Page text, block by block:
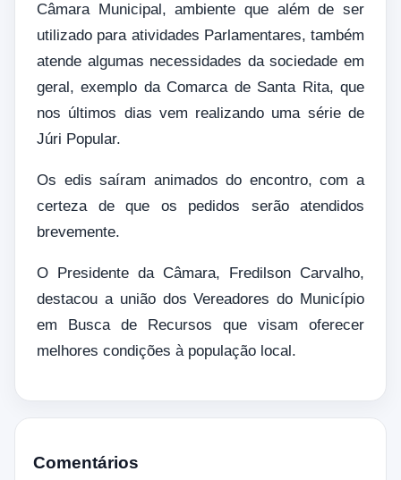
Câmara Municipal, ambiente que além de ser
utilizado para atividades Parlamentares, também
atende algumas necessidades da sociedade em
geral, exemplo da Comarca de Santa Rita, que
nos últimos dias vem realizando uma série de
Júri Popular.
Os edis saíram animados do encontro, com a
certeza de que os pedidos serão atendidos
brevemente.
O Presidente da Câmara, Fredilson Carvalho,
destacou a união dos Vereadores do Município
em Busca de Recursos que visam oferecer
melhores condições à população local.
Comentários